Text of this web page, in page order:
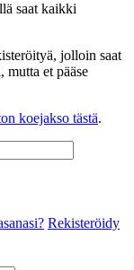
saat kaikki
jolloin saat
et pääse
koejakso tästä.
Rekisteröidy